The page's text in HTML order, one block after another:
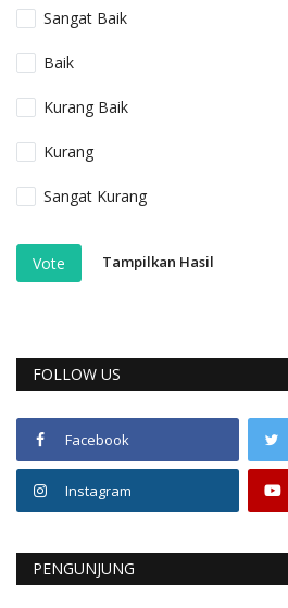
Sangat Baik
Baik
Kurang Baik
Kurang
Sangat Kurang
Vote Tampilkan Hasil
FOLLOW US
Facebook
Instagram
PENGUNJUNG